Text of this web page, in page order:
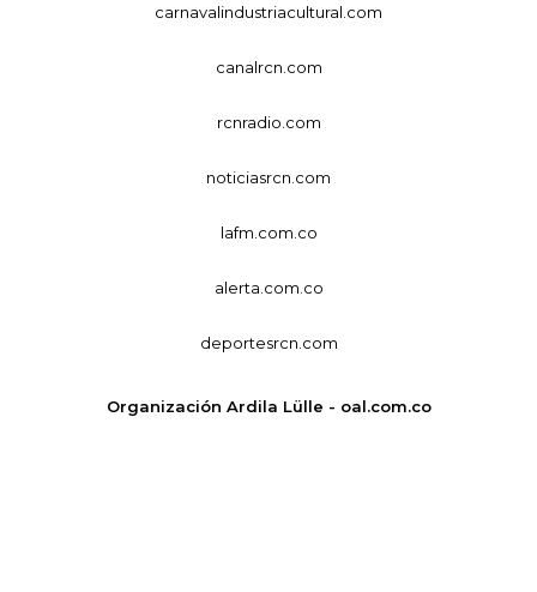
carnavalindustriacultural.com
canalrcn.com
rcnradio.com
noticiasrcn.com
lafm.com.co
alerta.com.co
deportesrcn.com
Organización Ardila Lülle - oal.com.co